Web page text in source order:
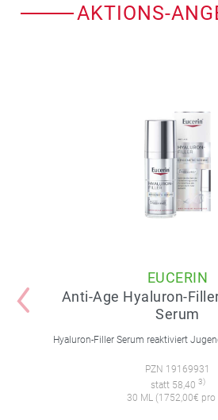
AKTIONS-
EUCERIN
Anti-Age Hyaluron-
Serum
PZN 19169931
statt 58,40 3)
30 ML (1752,00€ pro